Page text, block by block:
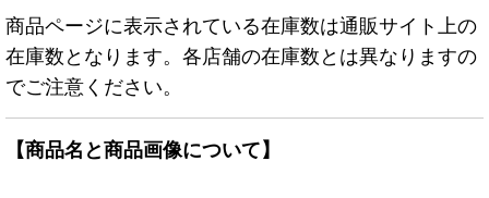
商品ページに表示されている在庫数は通販サイト上の
在庫数となります。各店舗の在庫数とは異なりますの
でご注意ください。
【商品名と商品画像について】